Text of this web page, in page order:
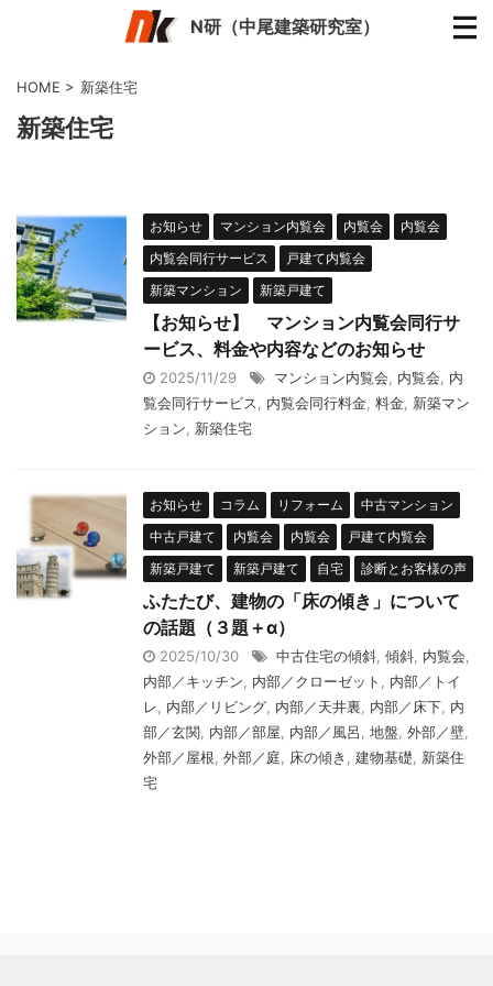
N研（中尾建築研究室）
HOME > 新築住宅
新築住宅
お知らせ マンション内覧会 内覧会
内覧会
内覧会同行サービス
戸建て内覧会
新築マンション
新築戸建て
【お知らせ】 マンション内覧会同行サ
ービス、料金や内容などのお知らせ
2025/11/29 マンション内覧会 内覧会
内
覧会同行サービス
内覧会同行料金 料金
新築マン
ション
新築住宅
お知らせ コラム リフォーム
中古マンション
中古戸建て
内覧会 内覧会
戸建て内覧会
新築戸建て
新築戸建て 自宅 診断とお客様の声
ふたたび、建物の「床の傾き」について
の話題（３題＋α）
2025/10/30 中古住宅の傾斜 傾斜 内覧会
内部／キッチン
内部／クローゼット
内部／トイ
レ
内部／リビング 内部／天井裏 内部／床下 内
部／玄関 内部／部屋 内部／風呂 地盤 外部／壁
外部／屋根 外部／庭 床の傾き 建物基礎
新築住
宅